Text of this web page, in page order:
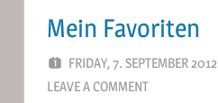
Mein Favoriten
FRIDAY, 7. SEPTEMBER 2012
LEAVE A COMMENT